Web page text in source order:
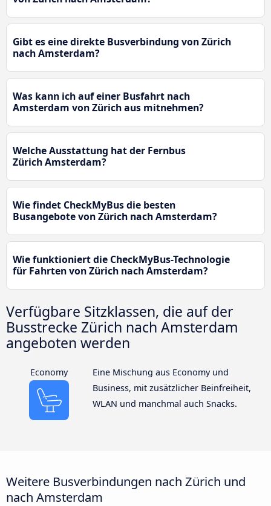
Gibt es eine direkte Busverbindung von Zürich
nach Amsterdam?
Was kann ich auf einer Busfahrt nach
Amsterdam von Zürich aus mitnehmen?
Welche Ausstattung hat der Fernbus
Zürich Amsterdam?
Wie findet CheckMyBus die besten
Busangebote von Zürich nach Amsterdam?
Wie funktioniert die CheckMyBus-Technologie
für Fahrten von Zürich nach Amsterdam?
Verfügbare Sitzklassen, die auf der
Busstrecke Zürich nach Amsterdam
angeboten werden
Economy
Eine Mischung aus Economy und
Business, mit zusätzlicher Beinfreiheit,
WLAN und manchmal auch Snacks.
Weitere Busverbindungen nach Zürich und
nach Amsterdam